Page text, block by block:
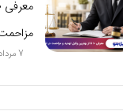
مزاحمت
7 مرداد, 1405